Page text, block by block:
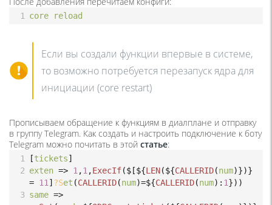
1 core reload
Если вы создали функции впервые в системе,
то возможно потребуется перезапуск ядра для
инициации (core restart)
Прописываем обращение к функциям в диалплане и отправку
в группу Telegram. Как создать и настроить подключение к боту
Telegram можно почитать в этой статье:
1 [tickets]
2 exten => 1,1,ExecIf($[${LEN(${CALLERID(num
= 11] ?Set (CALLERID(num)=${CALLERID(num) : 1}))
3 same =>